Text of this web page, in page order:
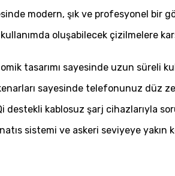
modern, şık ve profesyonel bir
oluşabilecek çizilmelere
tasarımı sayesinde uzun süreli
sayesinde telefonunuz düz
destekli kablosuz şarj cihazlarıyla
sistemi ve askeri seviyeye